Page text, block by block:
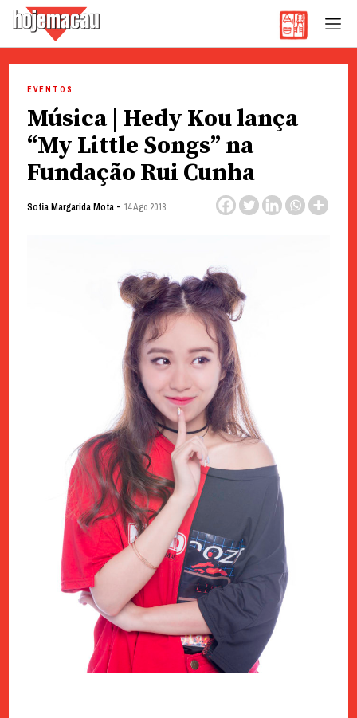
content
EVENTOS
Música | Hedy Kou lança
“My Little Songs” na
Fundação Rui Cunha
Sofia Margarida Mota- 14 Ago 2018